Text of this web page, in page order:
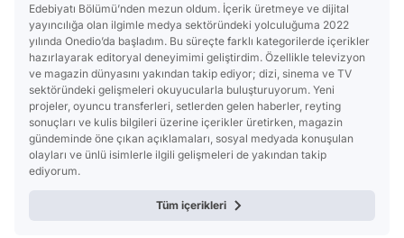
Edebiyatı Bölümü’nden mezun oldum. İçerik üretmeye ve dijital
yayıncılığa olan ilgimle medya sektöründeki yolculuğuma 2022
yılında Onedio’da başladım. Bu süreçte farklı kategorilerde içerikler
hazırlayarak editoryal deneyimimi geliştirdim. Özellikle televizyon
ve magazin dünyasını yakından takip ediyor; dizi, sinema ve TV
sektöründeki gelişmeleri okuyucularla buluşturuyorum. Yeni
projeler, oyuncu transferleri, setlerden gelen haberler, reyting
sonuçları ve kulis bilgileri üzerine içerikler üretirken, magazin
gündeminde öne çıkan açıklamaları, sosyal medyada konuşulan
olayları ve ünlü isimlerle ilgili gelişmeleri de yakından takip
ediyorum.
Tüm içerikleri